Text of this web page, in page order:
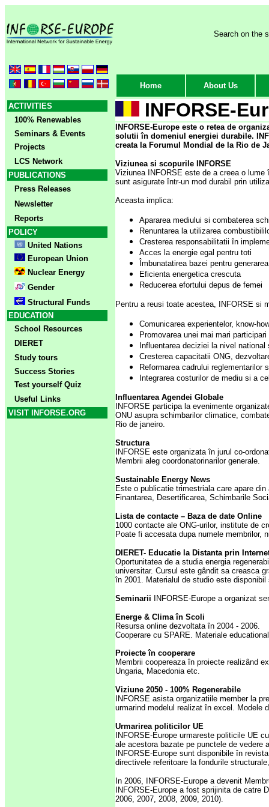
Search on the
Home About Us
ACTIVITIES
100% Renewables
Seminars & Events
Projects
LCS Network
PUBLICATIONS
Press Releases
Newsletter
Reports
POLICY
United Nations
European Union
Nuclear Energy
Gender
Structural Funds
EDUCATION
School Resources
DIERET
Study tours
Success Stories
Test yourself Quiz
Useful Links
VISIT INFORSE.ORG
INFORSE-
INFORSE-Europe este o retea de
solutii în domeniul energiei durabile.
creata la Forumul Mondial de la Rio de
Viziunea si scopurile INFORSE
Viziunea INFORSE este de a creea o
sunt asigurate într-un mod durabil prin
Aceasta implica:
Apararea mediului si combaterea
Renuntarea la utilizarea
Cresterea responsabilitatii în
Acces la energie egal pentru toti
Îmbunatatirea bazei pentru
Eficienta energetica crescuta
Reducerea efortului depus de femei
Pentru a reusi toate acestea, INFORSE si
Comunicarea experientelor, know-
Promovarea unei mai mari
Influentarea deciziei la nivel national
Cresterea capacitatii ONG,
Reformarea cadrului reglementarilor
Integrarea costurilor de mediu si a
Influentarea Agendei Globale
INFORSE participa la evenimente
ONU asupra schimbarilor climatice,
Rio de janeiro.
Structura
INFORSE este organizata în jurul co-
Membrii aleg coordonatorinarilor generale.
Sustainable Energy News
Este o publicatie trimestriala care apare
Finantarea, Desertificarea, Schimbarile
Lista de contacte – Baza de date Online
1000 contacte ale ONG-urilor, institute de
Poate fi accesata dupa numele membrilor,
DIERET- Educatie la Distanta prin
Oportunitatea de a studia energia
universitar. Cursul este gândit sa creasca
în 2001. Materialul de studio este
Seminarii INFORSE-Europe a organizat
Energe & Clima în Scoli
Resursa online dezvoltata în 2004 - 2006.
Cooperare cu SPARE. Materiale
Proiecte în cooperare
Membrii coopereaza în proiecte realizând
Ungaria, Macedonia etc.
Viziune 2050 - 100% Regenerabile
INFORSE asista organizatiile member la
urmarind modelul realizat în excel. Modele
Urmarirea politicilor UE
INFORSE-Europe urmareste politicile UE
ale acestora bazate pe punctele de vedere
INFORSE-Europe sunt disponibile în
directivele referitoare la fondurile
In 2006, INFORSE-Europe a devenit
INFORSE-Europe a fost sprijinita de catre
2006, 2007, 2008, 2009, 2010).